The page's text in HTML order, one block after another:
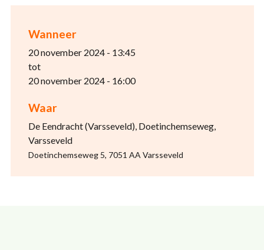
Wanneer
20 november 2024 - 13:45
tot
20 november 2024 - 16:00
Waar
De Eendracht (Varsseveld), Doetinchemseweg,
Varsseveld
Doetinchemseweg 5, 7051 AA Varsseveld